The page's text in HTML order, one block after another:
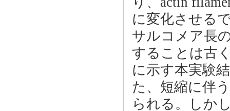
に変化させる
サルコメア長
することは古
に示す本実験
た、短縮に伴
られる。しか